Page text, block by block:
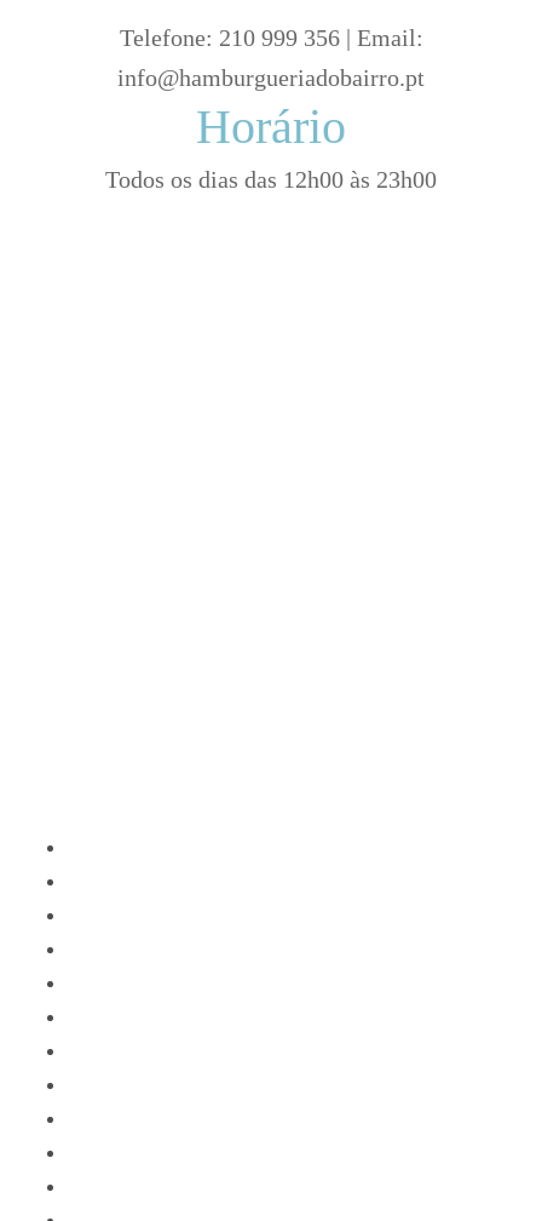
Telefone: 210 999 356 | Email:
info@hamburgueriadobairro.pt
Horário
Todos os dias das 12h00 às 23h00